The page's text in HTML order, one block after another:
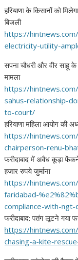
हरियाणा के किसानों को
बिजली
https://
electricity-utility-
सपना चौधरी और वीर साहू के
मामला
https://
sahus-relationship-
to-court/
हरियाणा महिला आयोग की
https://
chairperson-renu-
फरीदाबाद में अवैध कूड़ा
हजार रुपये जुर्माना
https://
faridabad-%e2%82%
compliance-with-ngt-
फरीदाबाद: पतंग लूटने गया
https://
chasing-a-kite-